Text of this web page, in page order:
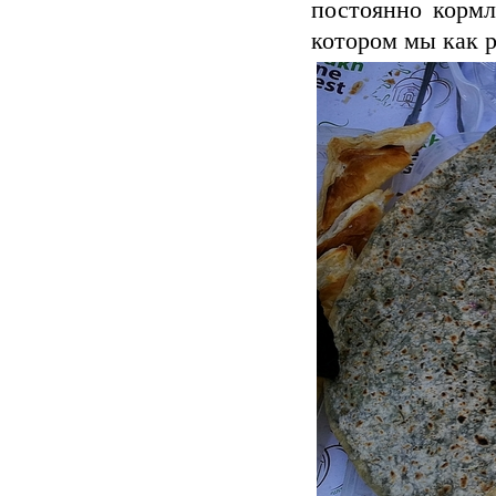
постоянно
котором мы как